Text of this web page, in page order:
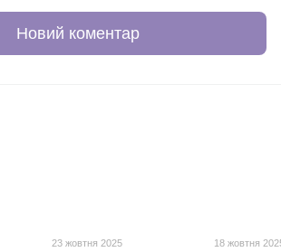
Новий коментар
23 жовтня 2025 18 жовтня